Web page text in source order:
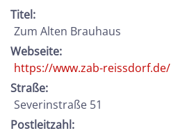
Titel:
Zum Alten Brauhaus
Webseite:
https://www.zab-reissdorf.de/
Straße:
Severinstraße 51
Postleitzahl: